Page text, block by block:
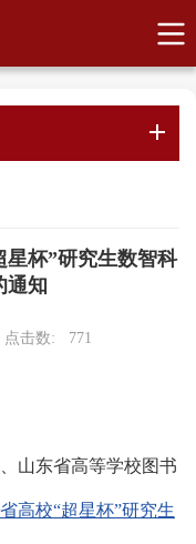
星杯”研究生数智科
通知
点击数: 771
山东省高等学校图书
高校“超星杯”研究生